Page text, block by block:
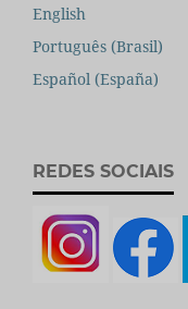
English
Português (Brasil)
Español (España)
REDES SOCIAIS